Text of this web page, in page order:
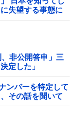
失望する事態に
非公開答申」三
定した」
ンバーを特定して
その話を聞いて
神経がわからん